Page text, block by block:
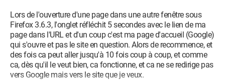
Lors de l'ouverture d'une page dans une autre fenêtre sous
Firefox 3.6.3, l'onglet réfléchit 5 secondes avec le lien de ma
page dans l'URL et d'un coup c'est ma page d'accueil (Google)
qui s'ouvre et pas le site en question. Alors de recommence, et
des fois ca peut aller jusqu'à 10 fois coup à coup, et comme
ca, dès qu'il le veut bien, ca fonctionne, et ca ne se redirige pas
vers Google mais vers le site que je veux.